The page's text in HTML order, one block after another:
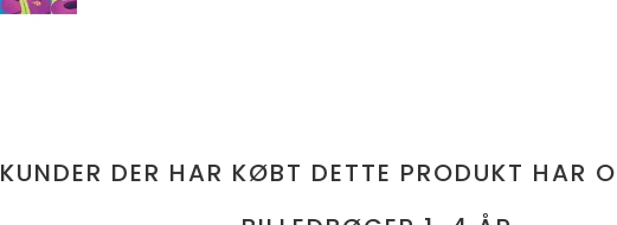
KUNDER DER HAR KØBT DETTE PRODUKT HAR